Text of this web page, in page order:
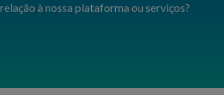
à nossa plataforma ou serviços?